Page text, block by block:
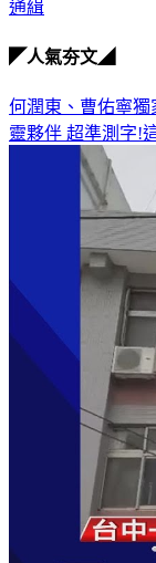
通緝
◤人氣夯文◢
何潤東、曹佑寧獨
靈夥伴 超準測字!